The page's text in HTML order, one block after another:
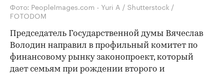
Фото: PeopleImages.com - Yuri A / Shutterstock /
FOTODOM
Председатель Государственной думы Вячеслав
Володин направил в профильный комитет по
финансовому рынку законопроект, который
дает семьям при рождении второго и